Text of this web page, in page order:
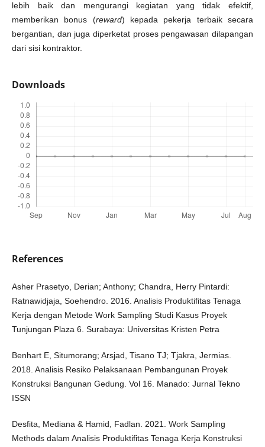
lebih baik dan mengurangi kegiatan yang tidak efektif,
memberikan bonus (reward) kepada pekerja terbaik secara
bergantian, dan juga diperketat proses pengawasan dilapangan
dari sisi kontraktor.
Downloads
References
Asher Prasetyo, Derian; Anthony; Chandra, Herry Pintardi:
Ratnawidjaja, Soehendro. 2016. Analisis Produktifitas Tenaga
Kerja dengan Metode Work Sampling Studi Kasus Proyek
Tunjungan Plaza 6. Surabaya: Universitas Kristen Petra
Benhart E, Situmorang; Arsjad, Tisano TJ; Tjakra, Jermias.
2018. Analisis Resiko Pelaksanaan Pembangunan Proyek
Konstruksi Bangunan Gedung. Vol 16. Manado: Jurnal Tekno
ISSN
Desfita, Mediana & Hamid, Fadlan. 2021. Work Sampling
Methods dalam Analisis Produktifitas Tenaga Kerja Konstruksi